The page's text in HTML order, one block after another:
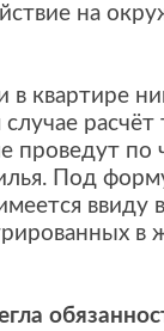
на
в квартире
расчёт
проведут по
Под
ввиду
в